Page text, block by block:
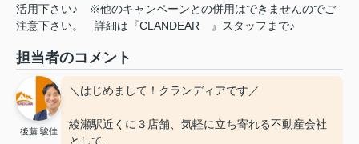
活用下さい♪
※他のキャンペーンとの併用はできませんのでご
注意下さい。
詳細は『CLANDEAR 』スタッフまで♪
担当者のコメント
後藤 駿佳
＼はじめまして！クランディアです／
綾瀬駅近くに３店舗、気軽に立ち寄れる不動産会社
として、